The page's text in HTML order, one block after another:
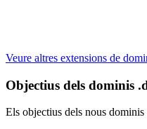
Veure altres extensions de
Objectius dels dominis
Els objectius dels nous dominis